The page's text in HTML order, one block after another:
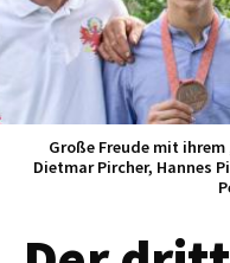
Große Freude mit
Dietmar Pircher, Hannes